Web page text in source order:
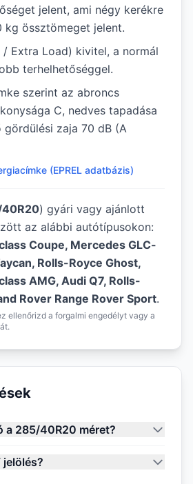
jelent, ami négy kerékre
össztömeget jelent.
Extra Load) kivitel, a normál
terhelhetőséggel.
szerint az abroncs
C, nedves tapadása
gördülési zaja 70 dB (A
(EPREL adatbázis)
) gyári vagy ajánlott
az alábbi autótípusokon:
Coupe, Mercedes GLC-
Rolls-Royce Ghost,
AMG, Audi Q7, Rolls-
Rover Range Rover Sport.
ellenőrizd a forgalmi engedélyt vagy a
a 285/40R20 méret?
jelölés?